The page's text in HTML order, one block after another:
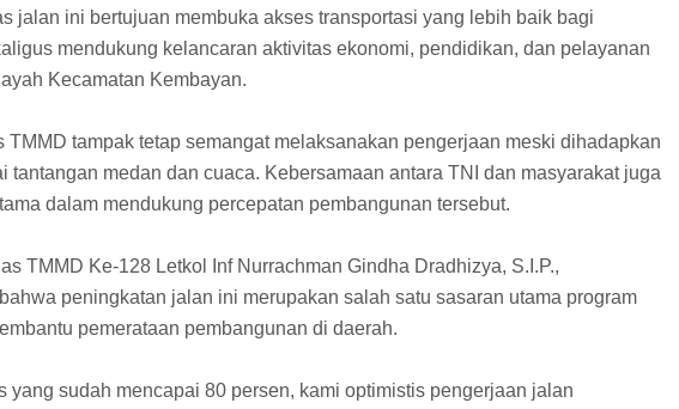
jalan ini bertujuan membuka akses transportasi yang lebih baik bagi
mendukung kelancaran aktivitas ekonomi, pendidikan, dan pelayanan
Kecamatan Kembayan.
TMMD tampak tetap semangat melaksanakan pengerjaan meski dihadapkan
tantangan medan dan cuaca. Kebersamaan antara TNI dan masyarakat juga
dalam mendukung percepatan pembangunan tersebut.
TMMD Ke-128 Letkol Inf Nurrachman Gindha Dradhizya, S.I.P.,
peningkatan jalan ini merupakan salah satu sasaran utama program
pemerataan pembangunan di daerah.
yang sudah mencapai 80 persen, kami optimistis pengerjaan jalan